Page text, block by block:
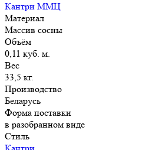
Кантри ММЦ
Материал
Массив сосны
Объём
0,11 куб. м.
Вес
33,5 кг.
Производство
Беларусь
Форма поставки
в разобранном виде
Стиль